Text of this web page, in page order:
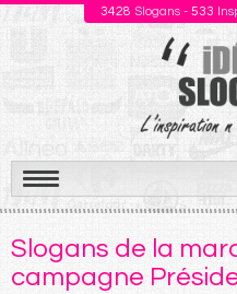
3428 Slogans - 533
Aller
au
contenu
Slogans de la
campagne